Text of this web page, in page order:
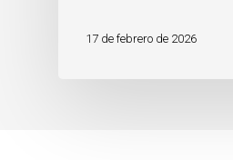
17 de febrero de 2026